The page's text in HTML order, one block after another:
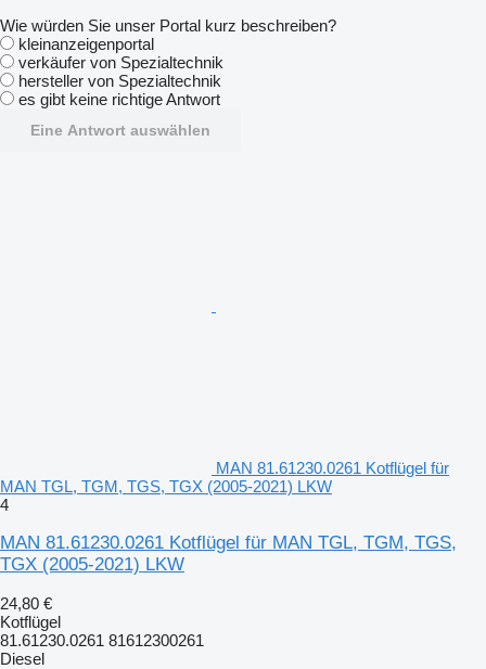
Wie würden Sie unser Portal kurz beschreiben?
kleinanzeigenportal
verkäufer von Spezialtechnik
hersteller von Spezialtechnik
es gibt keine richtige Antwort
Eine Antwort auswählen
MAN 81.61230.0261 Kotflügel für
MAN TGL, TGM, TGS, TGX (2005-2021) LKW
4
MAN 81.61230.0261 Kotflügel für MAN TGL, TGM, TGS,
TGX (2005-2021) LKW
24,80 €
Kotflügel
81.61230.0261 81612300261
Diesel